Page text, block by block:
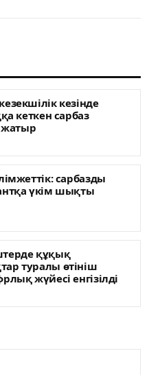
кезінде
кеткен сарбаз
жатыр
сарбазды
үкім шықты
құқық
туралы өтініш
жүйесі енгізілді